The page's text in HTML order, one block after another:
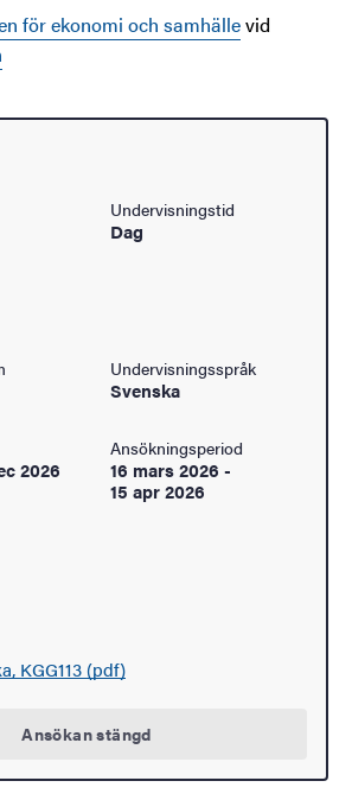
för ekonomi och samhällevid
Undervisningstid
Dag
Undervisningsspråk
Svenska
2026
Ansökningsperiod
16 mars 2026 -
15 apr 2026
KGG113 (pdf)
Ansökan stängd